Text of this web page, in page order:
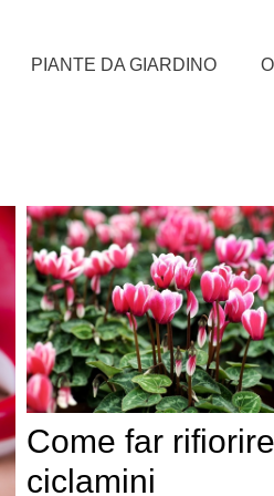
PIANTE DA GIARDINO
Come far
ciclamini